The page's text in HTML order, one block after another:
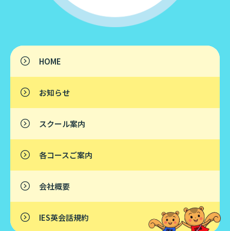
HOME
お知らせ
スクール案内
各コースご案内
会社概要
IES英会話規約